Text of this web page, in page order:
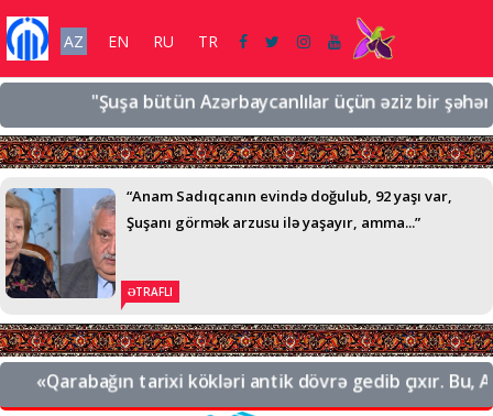
AZ EN RU TR
"Şuşa bütün Azərbaycanlılar üçün əziz bir
“Anam Sadıqcanın evində doğulub, 92 yaşı var,
Şuşanı görmək arzusu ilə yaşayır, amma...”
ƏTRAFLI
«Qarabağın tarixi kökləri antik dövrə gedib çıxır. Bu,